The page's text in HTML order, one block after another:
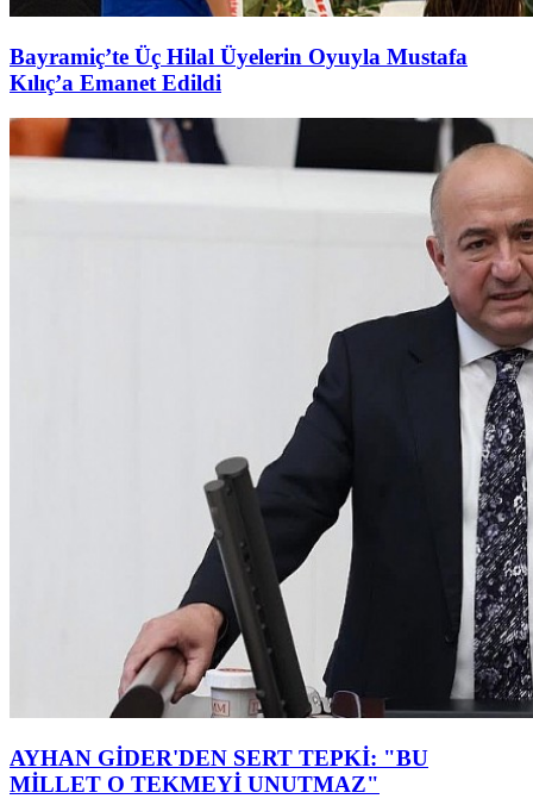
Bayramiç’te Üç Hilal Üyelerin Oyuyla Mustafa
Kılıç’a Emanet Edildi
AYHAN GİDER'DEN SERT TEPKİ: "BU
MİLLET O TEKMEYİ UNUTMAZ"